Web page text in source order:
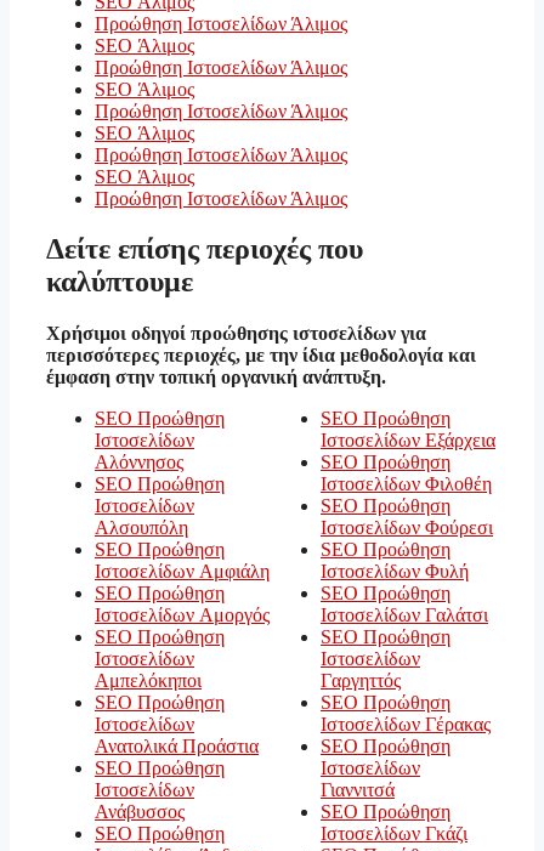
Προώθηση Ιστοσελίδων Άλιμος
SEO Άλιμος
Προώθηση Ιστοσελίδων Άλιμος
SEO Άλιμος
Προώθηση Ιστοσελίδων Άλιμος
SEO Άλιμος
Προώθηση Ιστοσελίδων Άλιμος
SEO Άλιμος
Προώθηση Ιστοσελίδων Άλιμος
Δείτε επίσης περιοχές που
καλύπτουμε
Χρήσιμοι οδηγοί προώθησης ιστοσελίδων για
περισσότερες περιοχές, με την ίδια μεθοδολογία και
έμφαση στην τοπική οργανική ανάπτυξη.
SEO Προώθηση
Ιστοσελίδων
Αλόννησος
SEO Προώθηση
Ιστοσελίδων
Αλσουπόλη
SEO Προώθηση
Ιστοσελίδων Αμφιάλη
SEO Προώθηση
Ιστοσελίδων Αμοργός
SEO Προώθηση
Ιστοσελίδων
Αμπελόκηποι
SEO Προώθηση
Ιστοσελίδων
Ανατολικά Προάστια
SEO Προώθηση
Ιστοσελίδων
Ανάβυσσος
SEO Προώθηση
SEO Προώθηση
Ιστοσελίδων Εξάρχεια
SEO Προώθηση
Ιστοσελίδων Φιλοθέη
SEO Προώθηση
Ιστοσελίδων Φούρεσι
SEO Προώθηση
Ιστοσελίδων Φυλή
SEO Προώθηση
Ιστοσελίδων Γαλάτσι
SEO Προώθηση
Ιστοσελίδων
Γαργηττός
SEO Προώθηση
Ιστοσελίδων Γέρακας
SEO Προώθηση
Ιστοσελίδων
Γιαννιτσά
SEO Προώθηση
Ιστοσελίδων Γκάζι